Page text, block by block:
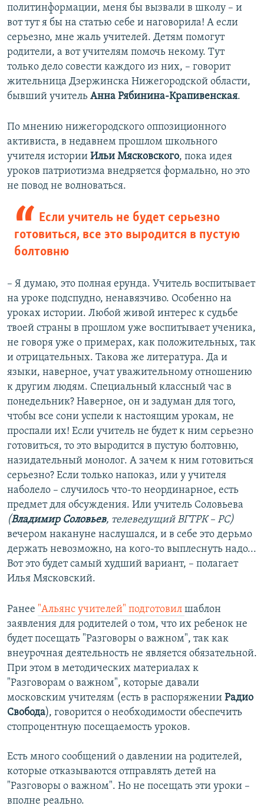
политинформации, меня бы вызвали в школу – и
вот тут я бы на статью себе и наговорила! А если
серьезно, мне жаль учителей. Детям помогут
родители, а вот учителям помочь некому. Тут
только дело совести каждого из них, – говорит
жительница Дзержинска Нижегородской области,
бывший учитель Анна Рябинина-Крапивенская.
По мнению нижегородского оппозиционного
активиста, в недавнем прошлом школьного
учителя истории Ильи Мясковского, пока идея
уроков патриотизма внедряется формально, но это
не повод не волноваться.
Если учитель не будет серьезно
готовиться, все это выродится в пустую
болтовню
– Я думаю, это полная ерунда. Учитель воспитывает
на уроке подспудно, ненавязчиво. Особенно на
уроках истории. Любой живой интерес к судьбе
твоей страны в прошлом уже воспитывает ученика,
не говоря уже о примерах, как положительных, так
и отрицательных. Такова же литература. Да и
языки, наверное, учат уважительному отношению
к другим людям. Специальный классный час в
понедельник? Наверное, он и задуман для того,
чтобы все сони успели к настоящим урокам, не
проспали их! Если учитель не будет к ним серьезно
готовиться, то это выродится в пустую болтовню,
назидательный монолог. А зачем к ним готовиться
серьезно? Если только напоказ, или у учителя
наболело – случилось что-то неординарное, есть
предмет для обсуждения. Или учитель Соловьева
(Владимир Соловьев, телеведущий ВГТРК – РС)
вечером накануне наслушался, и в себе это дерьмо
держать невозможно, на кого-то выплеснуть надо...
Вот это будет самый худший вариант, – полагает
Илья Мясковский.
Ранее "Альянс учителей" подготовил шаблон
заявления для родителей о том, что их ребенок не
будет посещать "Разговоры о важном", так как
внеурочная деятельность не является обязательной.
При этом в методических материалах к
"Разговорам о важном", которые давали
московским учителям (есть в распоряжении Радио
Свобода), говорится о необходимости обеспечить
стопроцентную посещаемость уроков.
Есть много сообщений о давлении на родителей,
которые отказываются отправлять детей на
"Разговоры о важном". Но не посещать эти уроки –
вполне реально.